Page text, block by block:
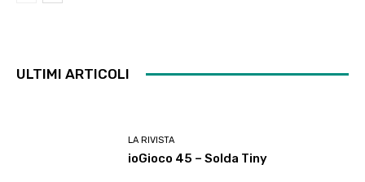
ULTIMI ARTICOLI
LA RIVISTA
ioGioco 45 – Solda Tiny